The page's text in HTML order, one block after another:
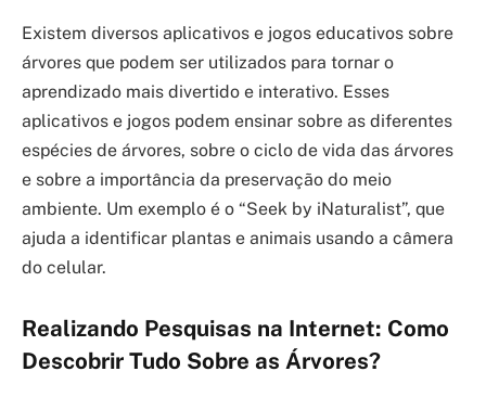
Existem diversos aplicativos e jogos educativos sobre
árvores que podem ser utilizados para tornar o
aprendizado mais divertido e interativo. Esses
aplicativos e jogos podem ensinar sobre as diferentes
espécies de árvores, sobre o ciclo de vida das árvores
e sobre a importância da preservação do meio
ambiente. Um exemplo é o “Seek by iNaturalist”, que
ajuda a identificar plantas e animais usando a câmera
do celular.
Realizando Pesquisas na Internet: Como
Descobrir Tudo Sobre as Árvores?